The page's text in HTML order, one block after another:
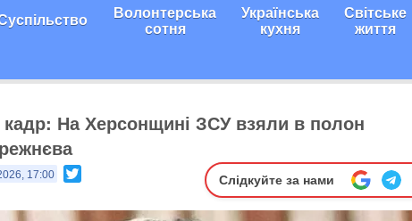
Волонтерська
сотня
Українська
кухня
Світське
життя
На Херсонщині ЗСУ взяли в полон
17:00 Слідкуйте за нами